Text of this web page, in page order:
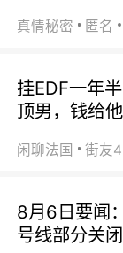
真情秘密 匿名
挂EDF一年
顶男，钱给
闲聊法国
8月6日要闻
号线部分关